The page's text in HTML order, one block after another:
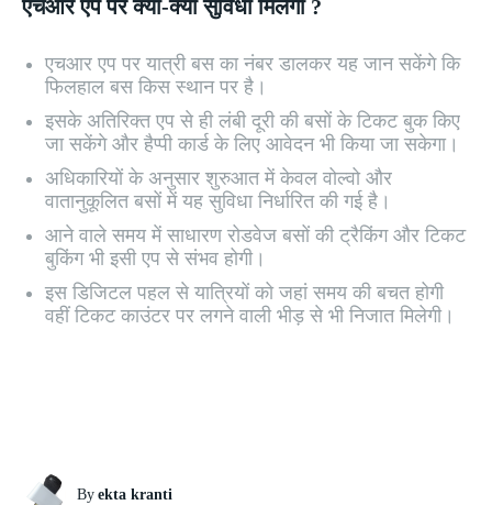
एचआर एप पर क्या-क्या सुविधा मिलेगी ?
एचआर एप पर यात्री बस का नंबर डालकर यह जान सकेंगे कि
फिलहाल बस किस स्थान पर है।
इसके अतिरिक्त एप से ही लंबी दूरी की बसों के टिकट बुक किए
जा सकेंगे और हैप्पी कार्ड के लिए आवेदन भी किया जा सकेगा।
अधिकारियों के अनुसार शुरुआत में केवल वोल्वो और
वातानुकूलित बसों में यह सुविधा निर्धारित की गई है।
आने वाले समय में साधारण रोडवेज बसों की ट्रैकिंग और टिकट
बुकिंग भी इसी एप से संभव होगी।
इस डिजिटल पहल से यात्रियों को जहां समय की बचत होगी
वहीं टिकट काउंटर पर लगने वाली भीड़ से भी निजात मिलेगी।
By ekta kranti